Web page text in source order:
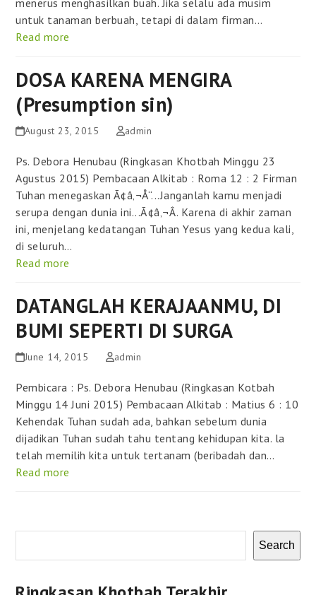
menerus menghasilkan buah. Jika selalu ada musim
untuk tanaman berbuah, tetapi di dalam firman…
Read more
DOSA KARENA MENGIRA
(Presumption sin)
August 23, 2015 admin
Ps. Debora Henubau (Ringkasan Khotbah Minggu 23
Agustus 2015) Pembacaan Alkitab : Roma 12 : 2 Firman
Tuhan menegaskan Ã¢â‚¬Å“...Janganlah kamu menjadi
serupa dengan dunia ini...Ã¢â‚¬Â. Karena di akhir zaman
ini, menjelang kedatangan Tuhan Yesus yang kedua kali,
di seluruh…
Read more
DATANGLAH KERAJAANMU, DI
BUMI SEPERTI DI SURGA
June 14, 2015 admin
Pembicara : Ps. Debora Henubau (Ringkasan Kotbah
Minggu 14 Juni 2015) Pembacaan Alkitab : Matius 6 : 10
Kehendak Tuhan sudah ada, bahkan sebelum dunia
dijadikan Tuhan sudah tahu tentang kehidupan kita. la
telah memilih kita untuk tertanam (beribadah dan…
Read more
Search